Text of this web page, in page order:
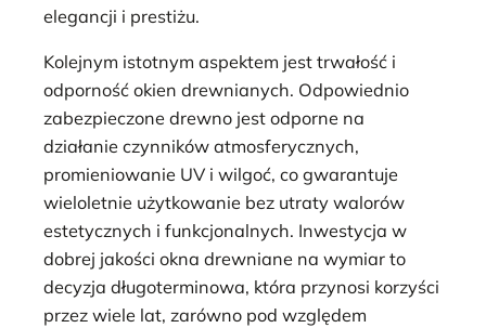
elegancji i prestiżu.
Kolejnym istotnym aspektem jest trwałość i
odporność okien drewnianych. Odpowiednio
zabezpieczone drewno jest odporne na
działanie czynników atmosferycznych,
promieniowanie UV i wilgoć, co gwarantuje
wieloletnie użytkowanie bez utraty walorów
estetycznych i funkcjonalnych. Inwestycja w
dobrej jakości okna drewniane na wymiar to
decyzja długoterminowa, która przynosi korzyści
przez wiele lat, zarówno pod względem